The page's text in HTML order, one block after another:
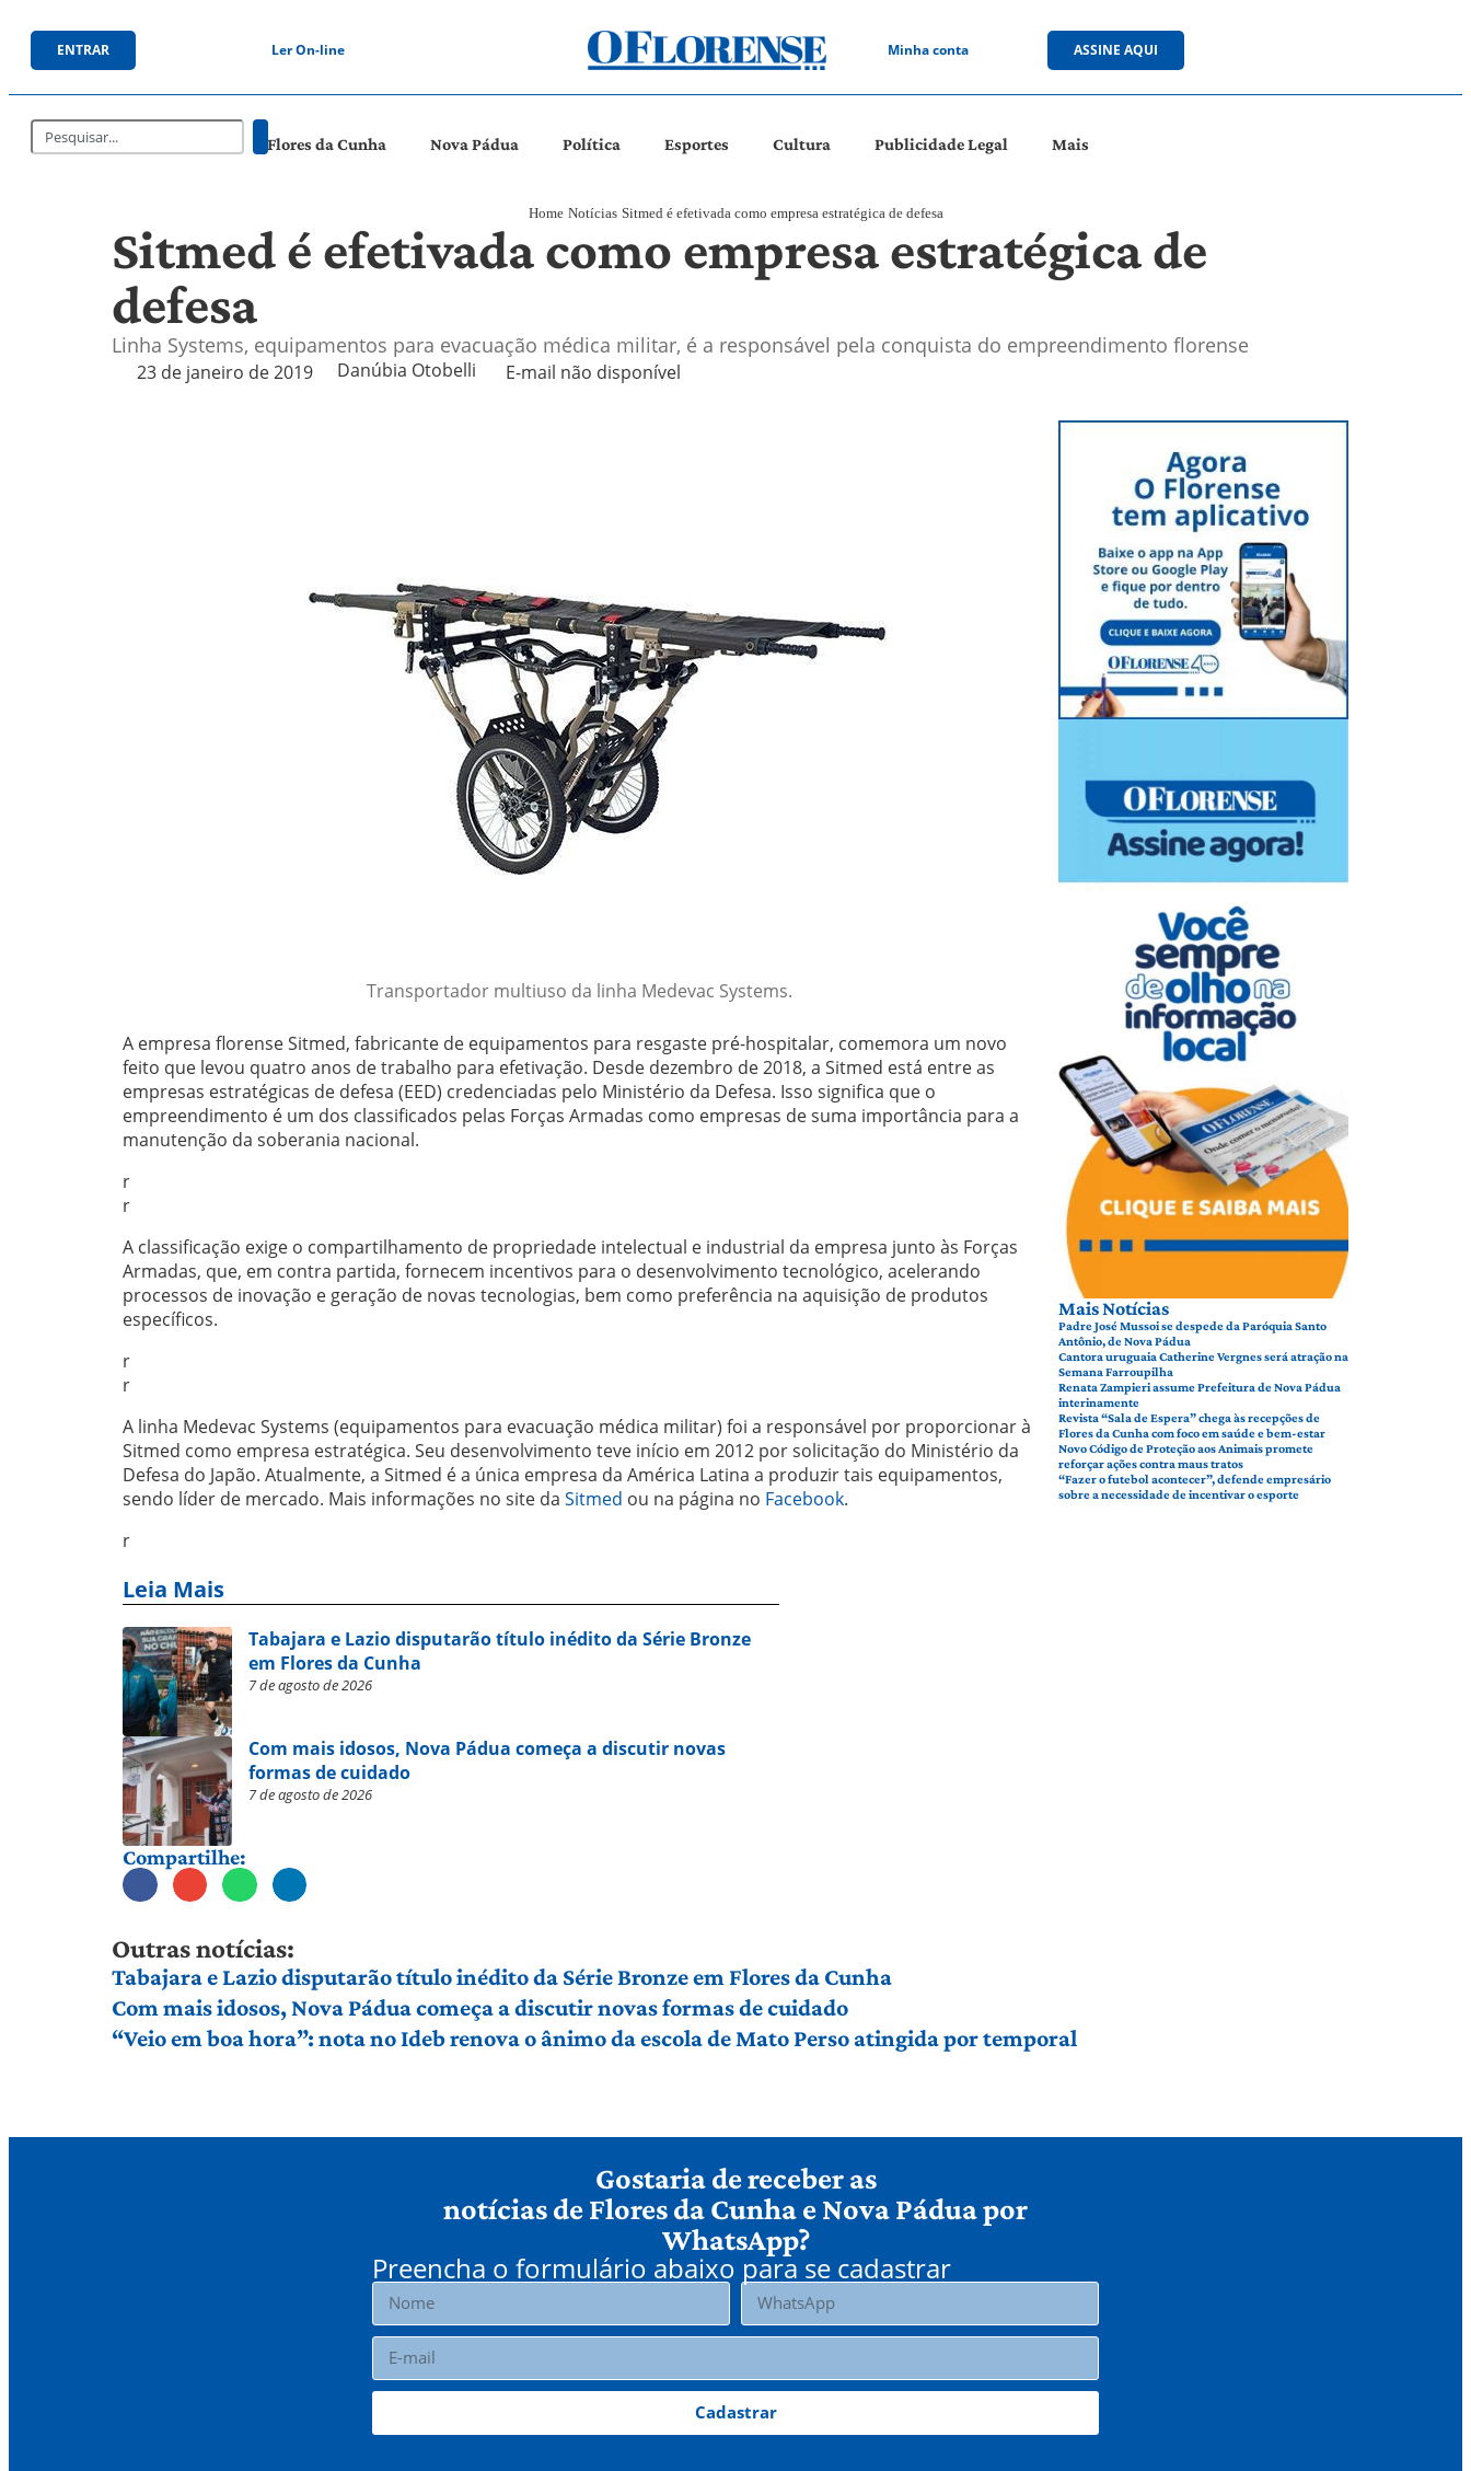
ENTRAR Ler On-line Minha conta ASSINE AQUI
Flores da Cunha Nova Pádua Política Esportes Cultura Publicidade Legal Mais
Home Notícias Sitmed é efetivada como empresa estratégica de defesa
Sitmed é efetivada como empresa estratégica de
defesa
Linha Systems, equipamentos para evacuação médica militar, é a responsável pela conquista do empreendimento florense
23 de janeiro de 2019 Danúbia Otobelli  E-mail não disponível
Transportador multiuso da linha Medevac Systems.
A empresa florense Sitmed, fabricante de equipamentos para resgaste pré-hospitalar, comemora um novo
feito que levou quatro anos de trabalho para efetivação. Desde dezembro de 2018, a Sitmed está entre as
empresas estratégicas de defesa (EED) credenciadas pelo Ministério da Defesa. Isso significa que o
empreendimento é um dos classificados pelas Forças Armadas como empresas de suma importância para a
manutenção da soberania nacional.
r
r
A classificação exige o compartilhamento de propriedade intelectual e industrial da empresa junto às Forças
Armadas, que, em contra partida, fornecem incentivos para o desenvolvimento tecnológico, acelerando
processos de inovação e geração de novas tecnologias, bem como preferência na aquisição de produtos
específicos.
r
r
A linha Medevac Systems (equipamentos para evacuação médica militar) foi a responsável por proporcionar à
Sitmed como empresa estratégica. Seu desenvolvimento teve início em 2012 por solicitação do Ministério da
Defesa do Japão. Atualmente, a Sitmed é a única empresa da América Latina a produzir tais equipamentos,
sendo líder de mercado. Mais informações no site da Sitmed ou na página no Facebook.
r
Leia Mais
Tabajara e Lazio disputarão título inédito da Série Bronze
em Flores da Cunha
7 de agosto de 2026
Com mais idosos, Nova Pádua começa a discutir novas
formas de cuidado
7 de agosto de 2026
Compartilhe:
Mais Notícias
Padre José Mussoi se despede da Paróquia Santo
Antônio, de Nova Pádua
Cantora uruguaia Catherine Vergnes será atração na
Semana Farroupilha
Renata Zampieri assume Prefeitura de Nova Pádua
interinamente
Revista “Sala de Espera” chega às recepções de
Flores da Cunha com foco em saúde e bem-estar
Novo Código de Proteção aos Animais promete
reforçar ações contra maus tratos
“Fazer o futebol acontecer”, defende empresário
sobre a necessidade de incentivar o esporte
Outras notícias:
Tabajara e Lazio disputarão título inédito da Série Bronze em Flores da Cunha
Com mais idosos, Nova Pádua começa a discutir novas formas de cuidado
“Veio em boa hora”: nota no Ideb renova o ânimo da escola de Mato Perso atingida por temporal
Gostaria de receber as
notícias de Flores da Cunha e Nova Pádua por
WhatsApp?
Preencha o formulário abaixo para se cadastrar
Cadastrar